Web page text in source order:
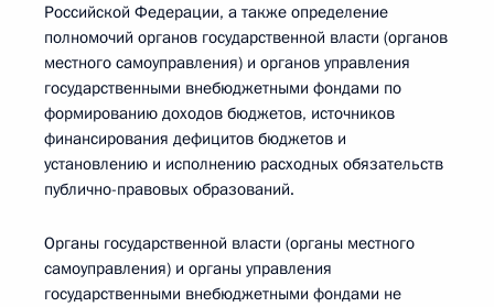
Российской Федерации, а также определение
полномочий органов государственной власти (органов
местного самоуправления) и органов управления
государственными внебюджетными фондами по
формированию доходов бюджетов, источников
финансирования дефицитов бюджетов и
установлению и исполнению расходных обязательств
публично-правовых образований.
Органы государственной власти (органы местного
самоуправления) и органы управления
государственными внебюджетными фондами не